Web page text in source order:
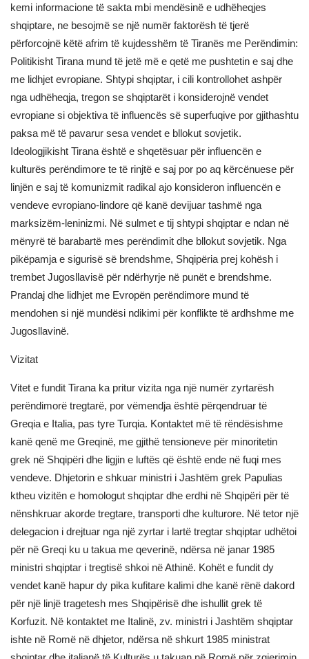
kemi informacione të sakta mbi mendësinë e udhëheqjes
shqiptare, ne besojmë se një numër faktorësh të tjerë
përforcojnë këtë afrim të kujdesshëm të Tiranës me Perëndimin:
Politikisht Tirana mund të jetë më e qetë me pushtetin e saj dhe
me lidhjet evropiane. Shtypi shqiptar, i cili kontrollohet ashpër
nga udhëheqja, tregon se shqiptarët i konsiderojnë vendet
evropiane si objektiva të influencës së superfuqive por gjithashtu
paksa më të pavarur sesa vendet e bllokut sovjetik.
Ideologjikisht Tirana është e shqetësuar për influencën e
kulturës perëndimore te të rinjtë e saj por po aq kërcënuese për
linjën e saj të komunizmit radikal ajo konsideron influencën e
vendeve evropiano-lindore që kanë devijuar tashmë nga
marksizëm-leninizmi. Në sulmet e tij shtypi shqiptar e ndan në
mënyrë të barabartë mes perëndimit dhe bllokut sovjetik. Nga
pikëpamja e sigurisë së brendshme, Shqipëria prej kohësh i
trembet Jugosllavisë për ndërhyrje në punët e brendshme.
Prandaj dhe lidhjet me Evropën perëndimore mund të
mendohen si një mundësi ndikimi për konflikte të ardhshme me
Jugosllavinë.
Vizitat
Vitet e fundit Tirana ka pritur vizita nga një numër zyrtarësh
perëndimorë tregtarë, por vëmendja është përqendruar të
Greqia e Italia, pas tyre Turqia. Kontaktet më të rëndësishme
kanë qenë me Greqinë, me gjithë tensioneve për minoritetin
grek në Shqipëri dhe ligjin e luftës që është ende në fuqi mes
vendeve. Dhjetorin e shkuar ministri i Jashtëm grek Papulias
ktheu vizitën e homologut shqiptar dhe erdhi në Shqipëri për të
nënshkruar akorde tregtare, transporti dhe kulturore. Në tetor një
delegacion i drejtuar nga një zyrtar i lartë tregtar shqiptar udhëtoi
për në Greqi ku u takua me qeverinë, ndërsa në janar 1985
ministri shqiptar i tregtisë shkoi në Athinë. Kohët e fundit dy
vendet kanë hapur dy pika kufitare kalimi dhe kanë rënë dakord
për një linjë tragetesh mes Shqipërisë dhe ishullit grek të
Korfuzit. Në kontaktet me Italinë, zv. ministri i Jashtëm shqiptar
ishte në Romë në dhjetor, ndërsa në shkurt 1985 ministrat